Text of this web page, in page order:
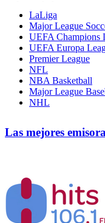
LaLiga
Major League
UEFA Champions
UEFA Europa
Premier League
NFL
NBA Basketball
Major League
NHL
Las mejores